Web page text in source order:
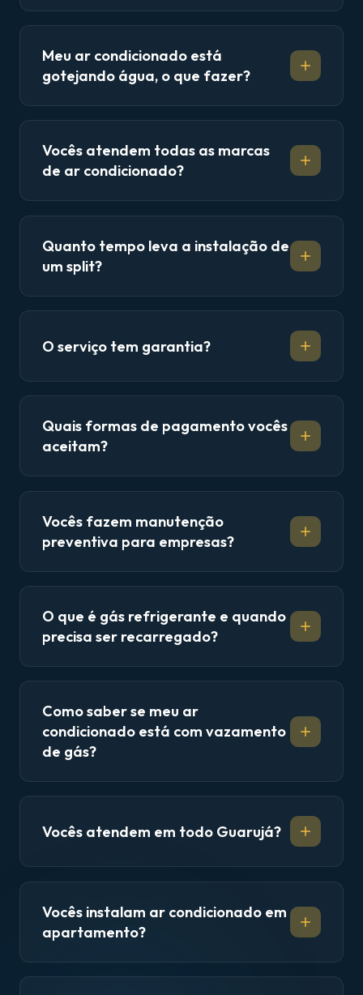
Meu ar condicionado está
gotejando água, o que fazer?
Vocês atendem todas as marcas
de ar condicionado?
Quanto tempo leva a instalação de
um split?
O serviço tem garantia?
Quais formas de pagamento vocês
aceitam?
Vocês fazem manutenção
preventiva para empresas?
O que é gás refrigerante e quando
precisa ser recarregado?
Como saber se meu ar
condicionado está com vazamento
de gás?
Vocês atendem em todo Guarujá?
Vocês instalam ar condicionado em
apartamento?